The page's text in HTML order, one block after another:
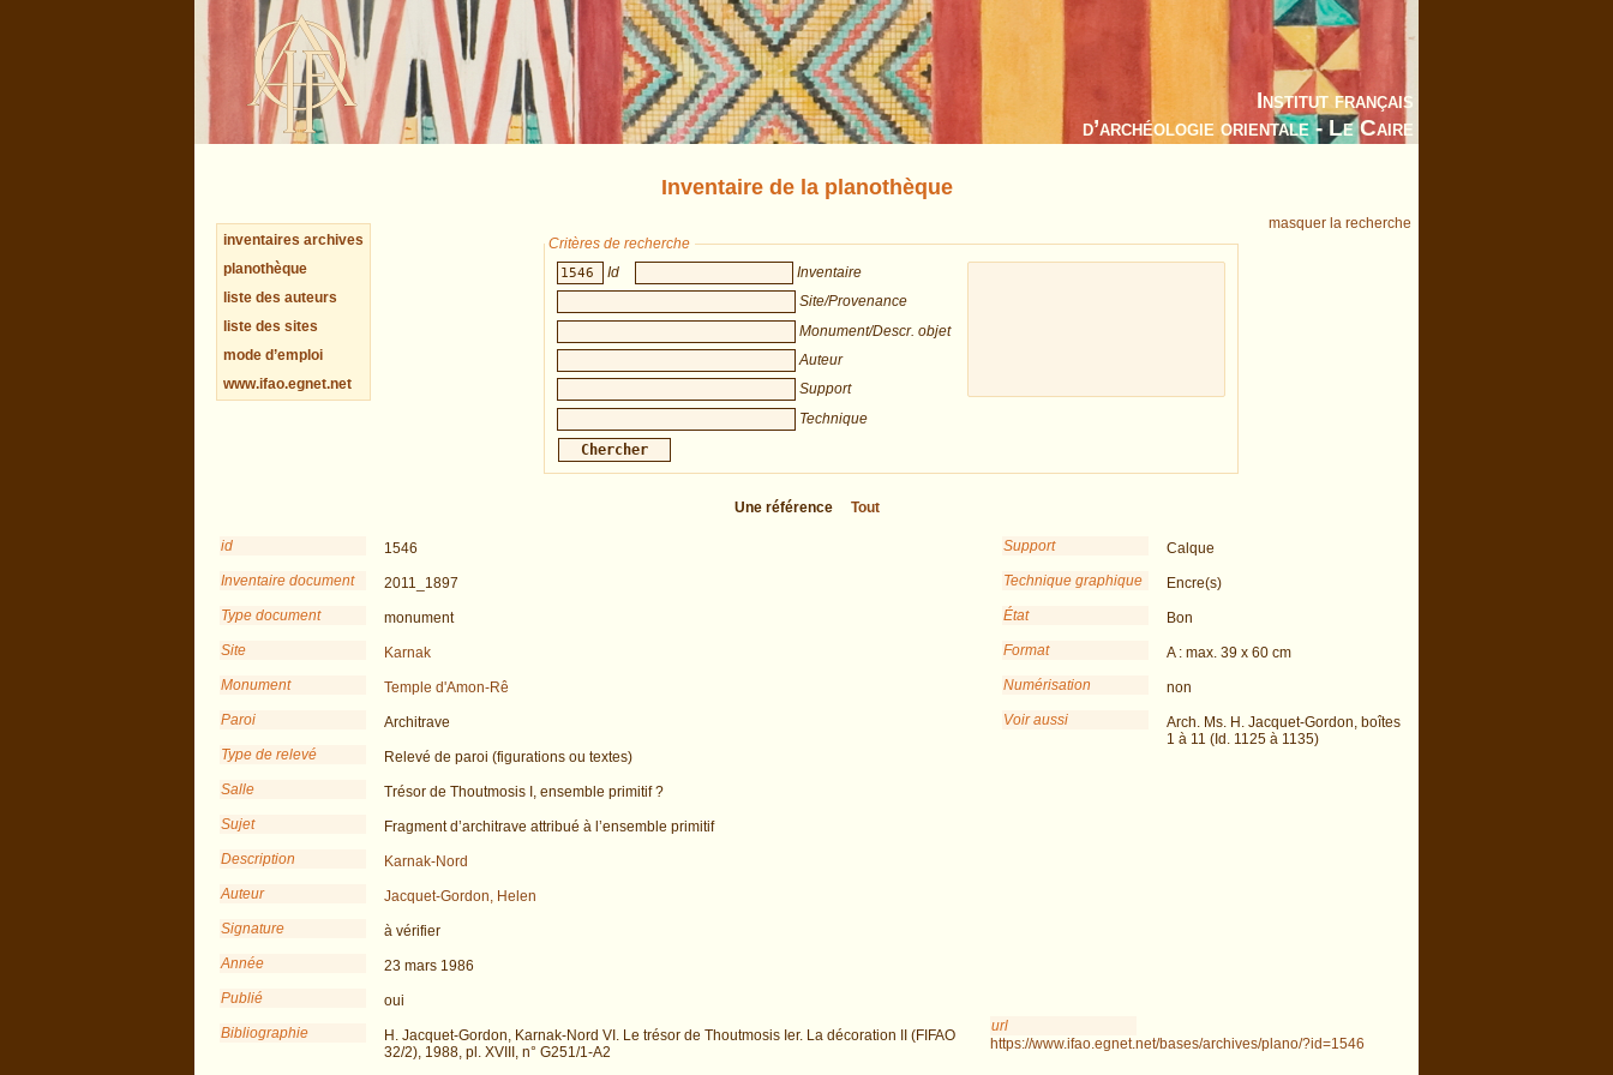
Institut français
d’archéologie orientale - Le Caire
Inventaire de la planothèque
inventaires archives
planothèque
liste des auteurs
liste des sites
mode d’emploi
www.ifao.egnet.net
masquer la recherche
Critères de recherche
Id
Inventaire
Site/Provenance
Monument/Descr. objet
Auteur
Support
Technique
Une référence Tout
id
1546
Inventaire document
2011_1897
Type document
monument
Site
Karnak
Monument
Temple d'Amon-Rê
Paroi
Architrave
Type de relevé
Relevé de paroi (figurations ou textes)
Salle
Trésor de Thoutmosis I, ensemble primitif ?
Sujet
Fragment d’architrave attribué à l’ensemble primitif
Description
Karnak-Nord
Auteur
Jacquet-Gordon, Helen
Signature
à vérifier
Année
23 mars 1986
Publié
oui
Bibliographie
H. Jacquet-Gordon, Karnak-Nord VI. Le trésor de Thoutmosis Ier. La décoration II (FIFAO
32/2), 1988, pl. XVIII, n° G251/1-A2
Support
Calque
Technique graphique
Encre(s)
État
Bon
Format
A : max. 39 x 60 cm
Numérisation
non
Voir aussi
Arch. Ms. H. Jacquet-Gordon, boîtes
1 à 11 (Id. 1125 à 1135)
url
https://www.ifao.egnet.net/bases/archives/plano/?id=1546